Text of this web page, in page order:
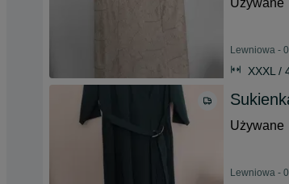
Używane
Lewniowa -
XXXL /
Używane
Lewniowa -